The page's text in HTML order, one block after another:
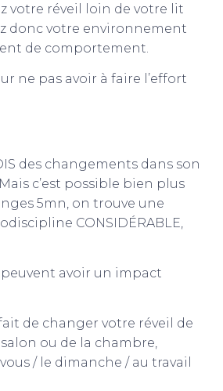
votre réveil loin de votre lit
donc votre environnement
de comportement.
ne pas avoir à faire l’effort
des changements dans son
c’est possible bien plus
5mn, on trouve une
CONSIDÉRABLE,
avoir un impact
de changer votre réveil de
salon ou de la chambre,
/ le dimanche / au travail